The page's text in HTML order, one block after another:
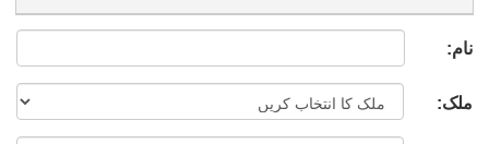
نام:
ملک: